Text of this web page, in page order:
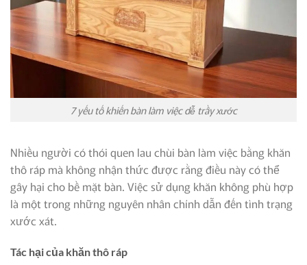
7 yếu tố khiến bàn làm việc dễ trầy xước
Nhiều người có thói quen lau chùi bàn làm việc bằng khăn
thô ráp mà không nhận thức được rằng điều này có thể
gây hại cho bề mặt bàn. Việc sử dụng khăn không phù hợp
là một trong những nguyên nhân chính dẫn đến tình trạng
xước xát.
Tác hại của khăn thô ráp